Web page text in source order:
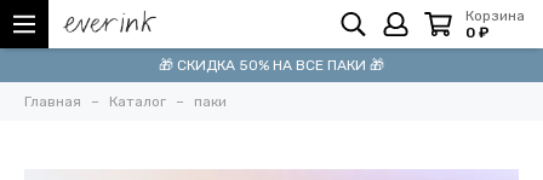
Корзина
0 ₽
🎁 СКИДКА 50% НА ВСЕ ПАКИ 🎁
Главная Каталог паки